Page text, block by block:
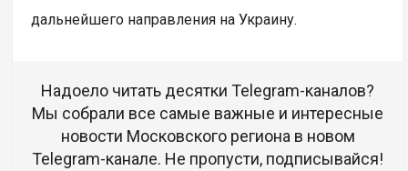
дальнейшего направления на Украину.
Надоело читать десятки Telegram-каналов?
Мы собрали все самые важные и интересные
новости Московского региона в новом
Telegram-канале. Не пропусти, подписывайся!